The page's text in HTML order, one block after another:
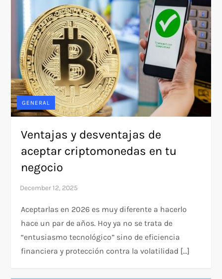
GENERAL
Ventajas y desventajas de
aceptar criptomonedas en tu
negocio
Aceptarlas en 2026 es muy diferente a hacerlo
hace un par de años. Hoy ya no se trata de
“entusiasmo tecnológico” sino de eficiencia
financiera y protección contra la volatilidad […]